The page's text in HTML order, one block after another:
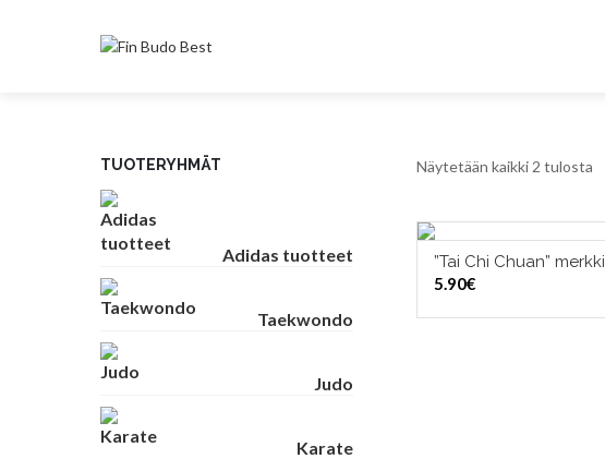
Näytetään kaikki 2 tulosta
LISÄÄ OSTOSKORIIN
”Tai Chi Chuan” merkki
5.90€
TUOTERYHMÄT
Adidas tuotteet
Taekwondo
Judo
Karate